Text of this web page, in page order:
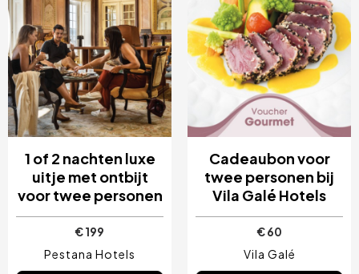
1 of 2 nachten luxe
uitje met ontbijt
voor twee personen
€ 199
Pestana Hotels
Cadeaubon voor
twee personen bij
Vila Galé Hotels
€ 60
Vila Galé